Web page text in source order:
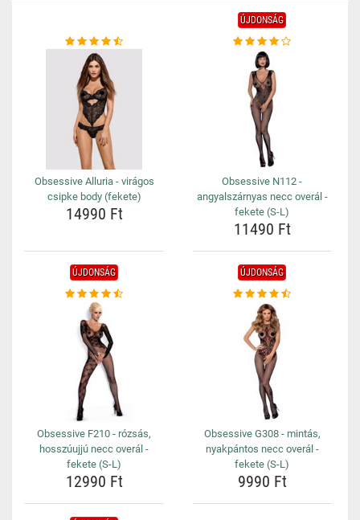
Obsessive Alluria - virágos
csipke body (fekete)
14990 Ft
ÚJDONSÁG
Obsessive N112 -
angyalszárnyas necc overál -
fekete (S-L)
11490 Ft
ÚJDONSÁG
Obsessive F210 - rózsás,
hosszúujjú necc overál -
fekete (S-L)
12990 Ft
ÚJDONSÁG
Obsessive G308 - mintás,
nyakpántos necc overál -
fekete (S-L)
9990 Ft